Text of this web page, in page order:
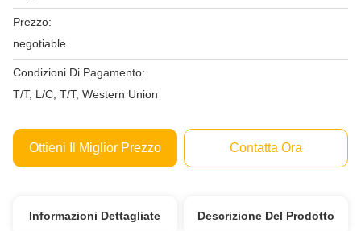
Prezzo:
negotiable
Condizioni Di Pagamento:
T/T, L/C, T/T, Western Union
Ottieni Il Miglior Prezzo Contatta Ora
Informazioni Dettagliate Descrizione Del Prodotto